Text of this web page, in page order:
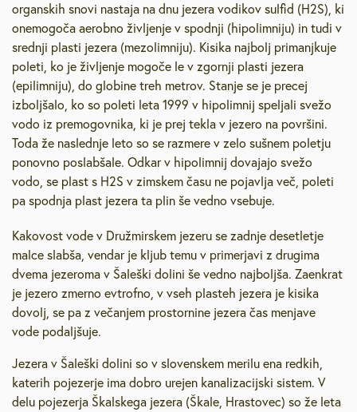
organskih snovi nastaja na dnu jezera vodikov sulfid (H2S), ki
onemogoča aerobno življenje v spodnji (hipolimniju) in tudi v
srednji plasti jezera (mezolimniju). Kisika najbolj primanjkuje
poleti, ko je življenje mogoče le v zgornji plasti jezera
(epilimniju), do globine treh metrov. Stanje se je precej
izboljšalo, ko so poleti leta 1999 v hipolimnij speljali svežo
vodo iz premogovnika, ki je prej tekla v jezero na površini.
Toda že naslednje leto so se razmere v zelo sušnem poletju
ponovno poslabšale. Odkar v hipolimnij dovajajo svežo
vodo, se plast s H2S v zimskem času ne pojavlja več, poleti
pa spodnja plast jezera ta plin še vedno vsebuje.
Kakovost vode v Družmirskem jezeru se zadnje desetletje
malce slabša, vendar je kljub temu v primerjavi z drugima
dvema jezeroma v Šaleški dolini še vedno najboljša. Zaenkrat
je jezero zmerno evtrofno, v vseh plasteh jezera je kisika
dovolj, se pa z večanjem prostornine jezera čas menjave
vode podaljšuje.
Jezera v Šaleški dolini so v slovenskem merilu ena redkih,
katerih pojezerje ima dobro urejen kanalizacijski sistem. V
delu pojezerja Škalskega jezera (Škale, Hrastovec) so že leta